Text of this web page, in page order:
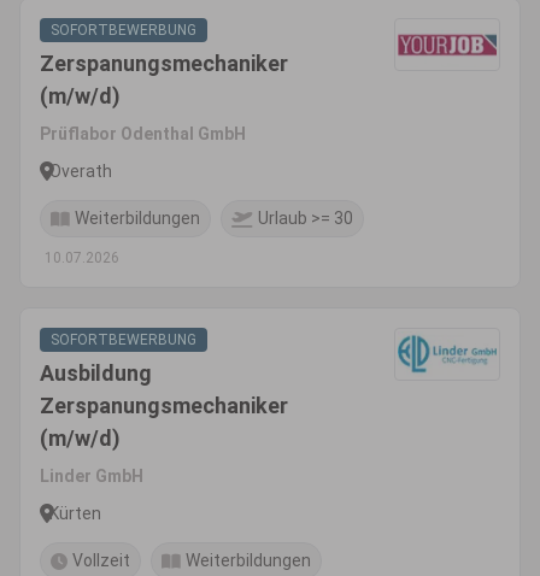
SOFORTBEWERBUNG
Zerspanungsmechaniker
(m/w/d)
Prüflabor Odenthal GmbH
Overath
Weiterbildungen Urlaub >= 30
10.07.2026
SOFORTBEWERBUNG
Ausbildung
Zerspanungsmechaniker
(m/w/d)
Linder GmbH
Kürten
Vollzeit Weiterbildungen